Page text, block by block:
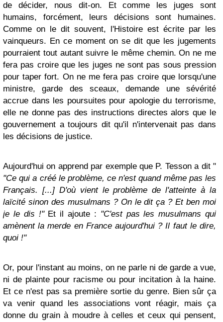
de décider, nous dit-on. Et comme les juges sont
humains, forcément, leurs décisions sont humaines.
Comme on le dit souvent, l'Histoire est écrite par les
vainqueurs. En ce moment on se dit que les jugements
pourraient tout autant suivre le même chemin. On ne me
fera pas croire que les juges ne sont pas sous pression
pour taper fort. On ne me fera pas croire que lorsqu'une
ministre, garde des sceaux, demande une sévérité
accrue dans les poursuites pour apologie du terrorisme,
elle ne donne pas des instructions directes alors que le
gouvernement a toujours dit qu'il n'intervenait pas dans
les décisions de justice.
Aujourd'hui on apprend par exemple que P. Tesson a dit "
"Ce qui a créé le problème, ce n'est quand même pas les
Français. [...] D'où vient le problème de l'atteinte à la
laïcité sinon des musulmans ? On le dit ça ? Et ben moi
je le dis !"Et il ajoute : "C'est pas les musulmans qui
amènent la merde en France aujourd'hui ? Il faut le dire,
quoi !"
Or, pour l'instant au moins, on ne parle ni de garde a vue,
ni de plainte pour racisme ou pour incitation à la haine.
Et ce n'est pas sa première sortie du genre. Bien sûr ça
va venir quand les associations vont réagir, mais ça
donne du grain à moudre à celles et ceux qui pensent,